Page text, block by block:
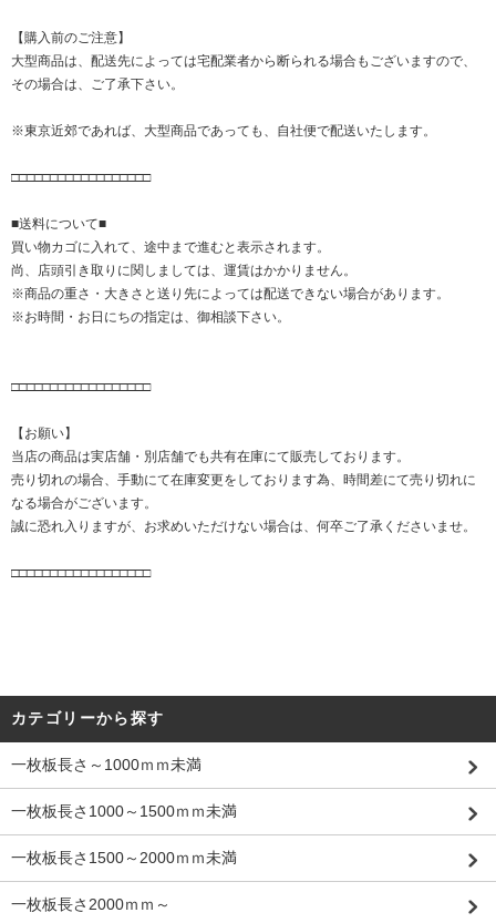
【購入前のご注意】
大型商品は、配送先によっては宅配業者から断られる場合もございますので、
その場合は、ご了承下さい。
※東京近郊であれば、大型商品であっても、自社便で配送いたします。
□□□□□□□□□□□□□□□□□□
■送料について■
買い物カゴに入れて、途中まで進むと表示されます。
尚、店頭引き取りに関しましては、運賃はかかりません。
※商品の重さ・大きさと送り先によっては配送できない場合があります。
※お時間・お日にちの指定は、御相談下さい。
□□□□□□□□□□□□□□□□□□
【お願い】
当店の商品は実店舗・別店舗でも共有在庫にて販売しております。
売り切れの場合、手動にて在庫変更をしております為、時間差にて売り切れに
なる場合がございます。
誠に恐れ入りますが、お求めいただけない場合は、何卒ご了承くださいませ。
□□□□□□□□□□□□□□□□□□
カテゴリーから探す
一枚板長さ～1000ｍｍ未満
一枚板長さ1000～1500ｍｍ未満
一枚板長さ1500～2000ｍｍ未満
一枚板長さ2000ｍｍ～